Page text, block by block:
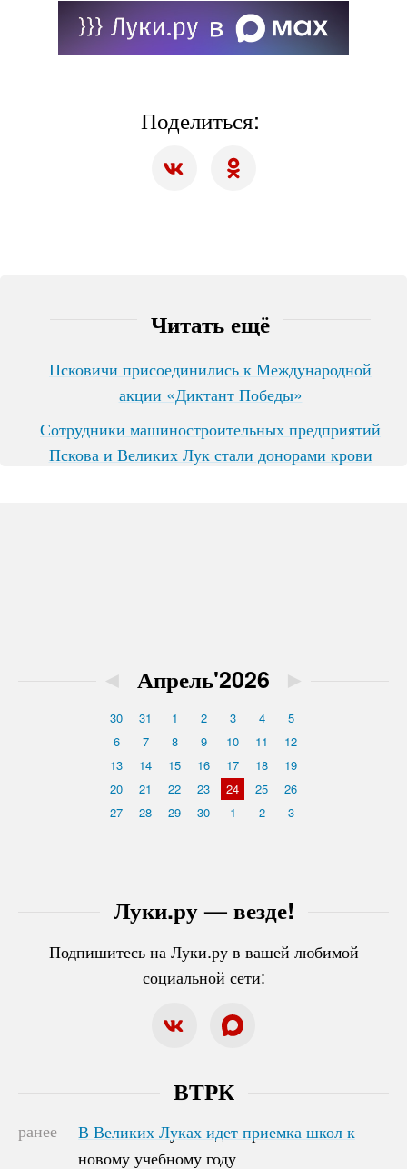
Поделиться:
Читать ещё
Псковичи присоединились к Международной
акции «Диктант Победы»
Сотрудники машиностроительных предприятий
Пскова и Великих Лук стали донорами крови
Луки.ру — везде!
Подпишитесь на Луки.ру в вашей любимой
социальной сети:
◄ Апрель'2026 ►
30 31 1 2 3 4
5
6
7 8 9 10 11
12
13
14 15 16 17 18
19
20
21 22 23 24 25
26
27
28 29 30 1 2 3
ВТРК
ранее
В Великих Луках идет приемка школ к
новому учебному году
В Великих Луках идет приемка школ к
новому учебному году